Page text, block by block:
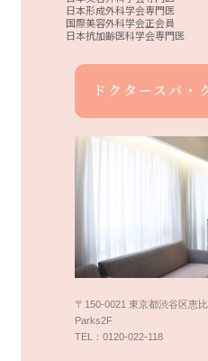
日本形成外科学会専門医
国際美容外科学会正会員
日本抗加齢医科学会専門医
ドクタースパ・
〒150-0021 東京都渋谷区恵
Parks2F
TEL：0120-022-118